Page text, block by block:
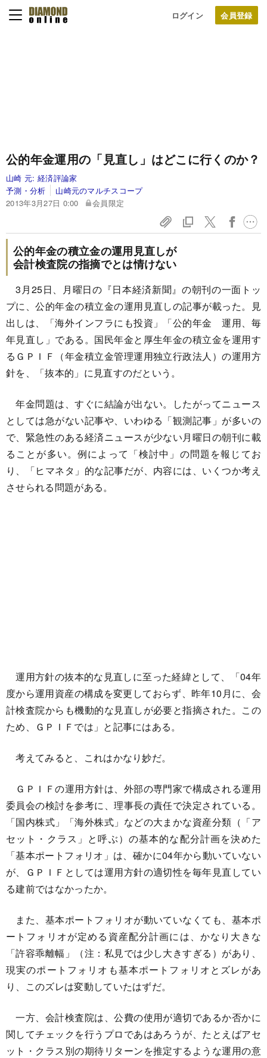
ログイン
公的年金運用の「見直し」はどこに行くのか？
山崎 元: 経済評論家
予測・分析
山崎元のマルチスコープ
2013年3月27日 0:00
会員限定
公的年金の積立金の運用見直しが
会計検査院の指摘でとは情けない
3月25日、月曜日の『日本経済新聞』の朝刊の一面トッ
プに、公的年金の積立金の運用見直しの記事が載った。見
出しは、「海外インフラにも投資」「公的年金 運用、毎
年見直し」である。国民年金と厚生年金の積立金を運用す
るＧＰＩＦ（年金積立金管理運用独立行政法人）の運用方
針を、「抜本的」に見直すのだという。
年金問題は、すぐに結論が出ない。したがってニュース
としては急がない記事や、いわゆる「観測記事」が多いの
で、緊急性のある経済ニュースが少ない月曜日の朝刊に載
ることが多い。例によって「検討中」の問題を報じてお
り、「ヒマネタ」的な記事だが、内容には、いくつか考え
させられる問題がある。
運用方針の抜本的な見直しに至った経緯として、「04年
度から運用資産の構成を変更しておらず、昨年10月に、会
計検査院からも機動的な見直しが必要と指摘された。この
ため、ＧＰＩＦでは」と記事にはある。
考えてみると、これはかなり妙だ。
ＧＰＩＦの運用方針は、外部の専門家で構成される運用
委員会の検討を参考に、理事長の責任で決定されている。
「国内株式」「海外株式」などの大まかな資産分類（「ア
セット・クラス」と呼ぶ）の基本的な配分計画を決めた
「基本ポートフォリオ」は、確かに04年から動いていない
が、ＧＰＩＦとしては運用方針の適切性を毎年見直してい
る建前ではなかったか。
また、基本ポートフォリオが動いていなくても、基本ポ
ートフォリオが定める資産配分計画には、かなり大きな
「許容乖離幅」（注：私見では少し大きすぎる）があり、
現実のポートフォリオも基本ポートフォリオとズレがあ
り、このズレは変動していたはずだ。
一方、会計検査院は、公費の使用が適切であるか否かに
関してチェックを行うプロであはあろうが、たとえばアセ
ット・クラス別の期待リターンを推定するような運用の意